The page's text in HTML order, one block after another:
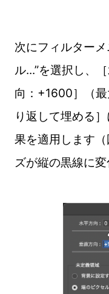
次にフィルター
ル...”を選択し、
向：+1600］（
り返して埋める
果を適用します
ズが縦の黒線に変